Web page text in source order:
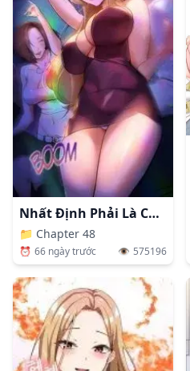
Nhất Định Phải Là Chị Ấy
📁 Chapter 48
⏰ 66 ngày trước 👁️ 575196